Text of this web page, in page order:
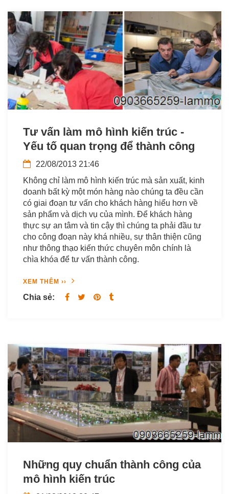
Tư vấn làm mô hình kiến trúc -
Yếu tố quan trọng để thành công
22/08/2013 21:46
Không chỉ làm mô hình kiến trúc mà sản xuất, kinh
doanh bất kỳ một món hàng nào chúng ta đều cần
có giai đoạn tư vấn cho khách hàng hiểu hơn về
sản phẩm và dịch vụ của mình. Để khách hàng
thực sự an tâm và tin cậy thì chúng ta phải đầu tư
cho công đoạn này khá nhiều, sự thân thiện cũng
như thông thạo kiến thức chuyên môn chính là
chìa khóa để tư vấn thành công.
XEM THÊM ››
Chia sẻ:
Những quy chuẩn thành công của
mô hình kiến trúc